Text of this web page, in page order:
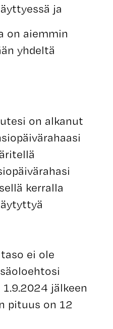
ja
on aiemmin
yhdeltä
on alkanut
kerralla
ei ole
jälkeen
pituus on 12